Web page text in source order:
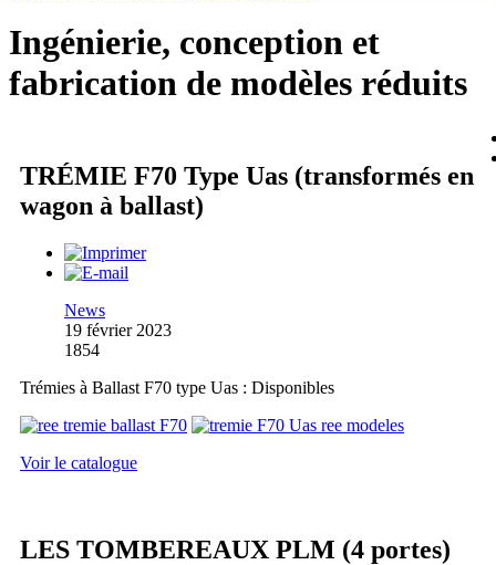
Ingénierie, conception et
fabrication de modèles réduits
TRÉMIE F70 Type Uas (transformés en
wagon à ballast)
News
19 février 2023
1854
Trémies à Ballast F70 type Uas : Disponibles
Voir le catalogue
LES TOMBEREAUX PLM (4 portes)